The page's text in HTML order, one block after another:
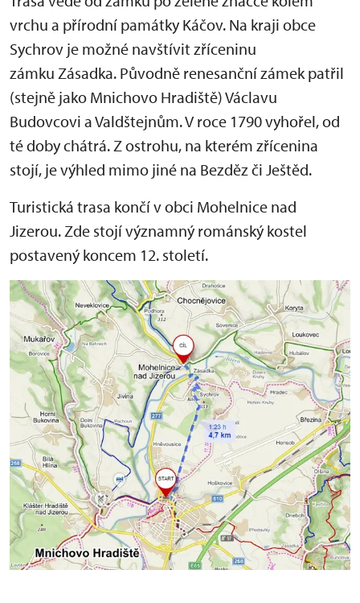
vrchu a přírodní památky Káčov. Na kraji obce
Sychrov je možné navštívit zříceninu
zámku Zásadka. Původně renesanční zámek patřil
(stejně jako Mnichovo Hradiště) Václavu
Budovcovi a Valdštejnům. V roce 1790 vyhořel, od
té doby chátrá. Z ostrohu, na kterém zřícenina
stojí, je výhled mimo jiné na Bezděz či Ještěd.
Turistická trasa končí v obci Mohelnice nad
Jizerou. Zde stojí významný románský kostel
postavený koncem 12. století.